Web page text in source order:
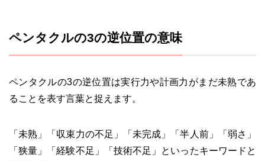
ペンタクルの3の逆位置の意味
ペンタクルの3の逆位置は実行力や計画力がまだ未熟であ
ることを表す言葉と捉えます。
「未熟」「収束力の不足」「未完成」「半人前」「弱さ」
「狭量」「経験不足」「技術不足」といったキーワードと